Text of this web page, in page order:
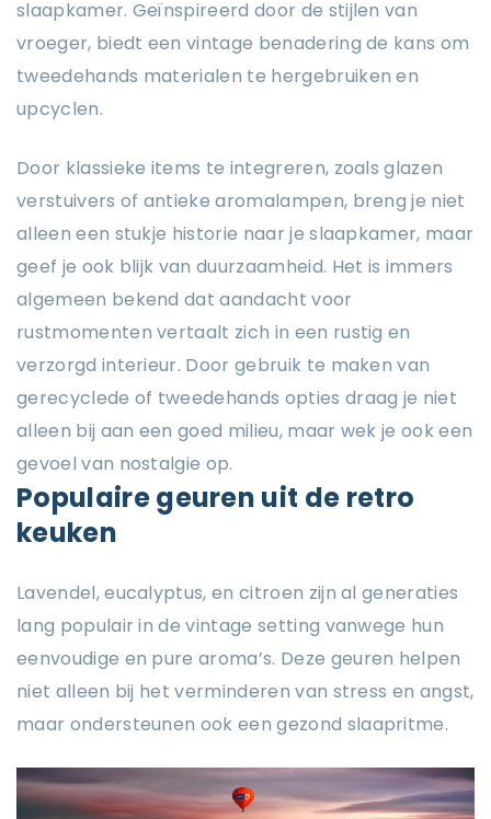
slaapkamer. Geïnspireerd door de stijlen van
vroeger, biedt een vintage benadering de kans om
tweedehands materialen te hergebruiken en
upcyclen.
Door klassieke items te integreren, zoals glazen
verstuivers of antieke aromalampen, breng je niet
alleen een stukje historie naar je slaapkamer, maar
geef je ook blijk van duurzaamheid. Het is immers
algemeen bekend dat aandacht voor
rustmomenten vertaalt zich in een rustig en
verzorgd interieur. Door gebruik te maken van
gerecyclede of tweedehands opties draag je niet
alleen bij aan een goed milieu, maar wek je ook een
gevoel van nostalgie op.
Populaire geuren uit de retro
keuken
Lavendel, eucalyptus, en citroen zijn al generaties
lang populair in de vintage setting vanwege hun
eenvoudige en pure aroma’s. Deze geuren helpen
niet alleen bij het verminderen van stress en angst,
maar ondersteunen ook een gezond slaapritme.